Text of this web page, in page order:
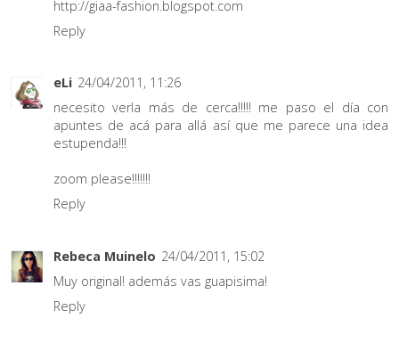
http://giaa-fashion.blogspot.com
Reply
eLi 24/04/2011, 11:26
necesito verla más de cerca!!!!! me paso el día con
apuntes de acá para allá así que me parece una idea
estupenda!!!
zoom please!!!!!!!
Reply
Rebeca Muinelo 24/04/2011, 15:02
Muy original! además vas guapisima!
Reply